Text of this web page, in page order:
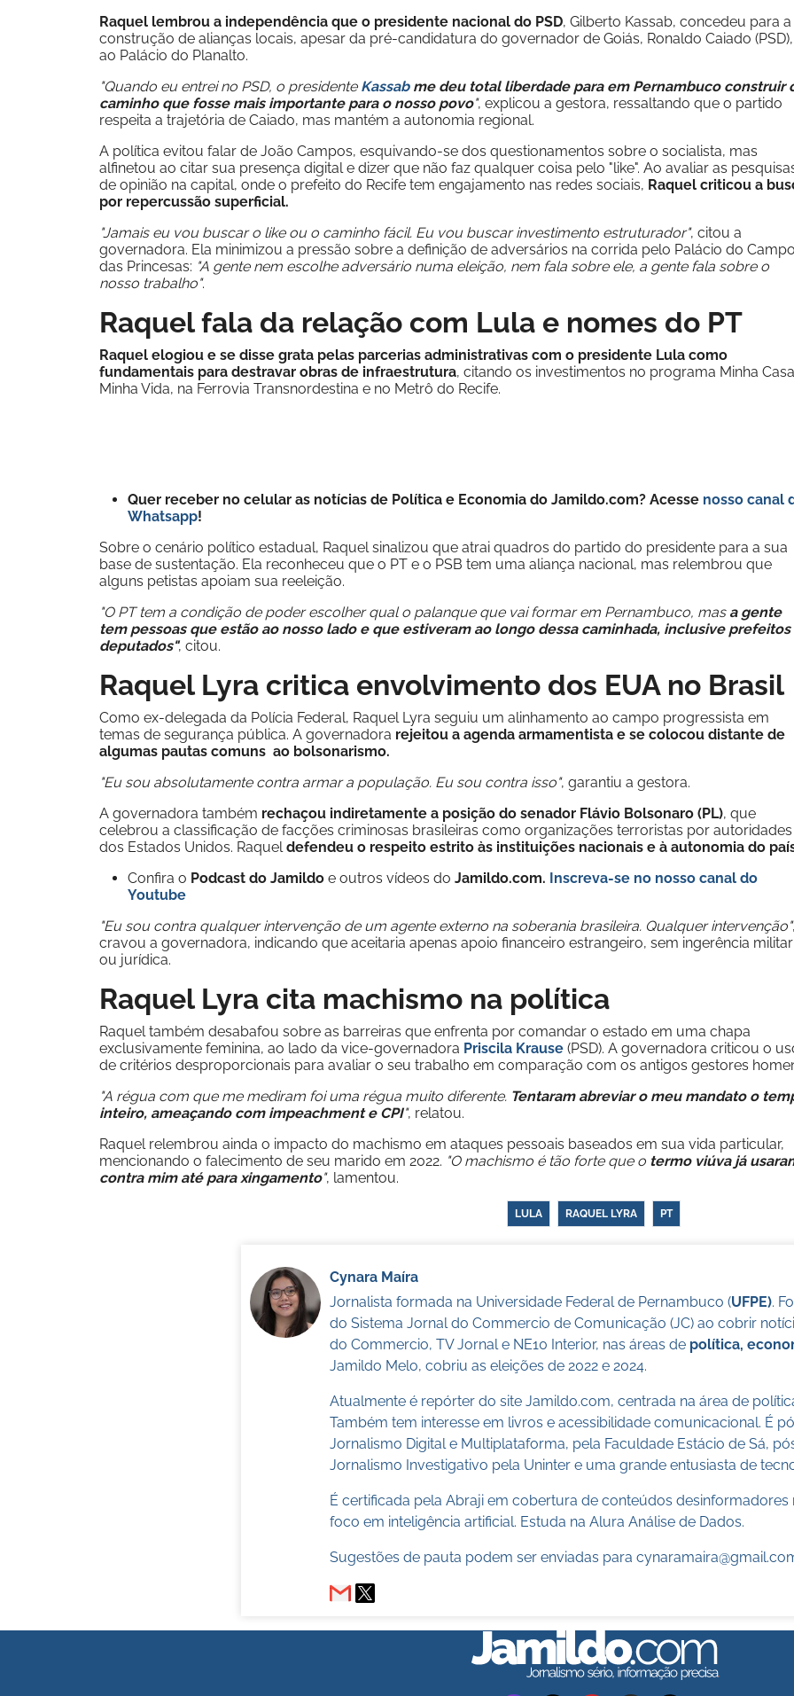
Raquel lembrou a independência que o presidente nacional do PSD, Gilberto Kassab, concedeu para a
construção de alianças locais, apesar da pré-candidatura do governador de Goiás, Ronaldo Caiado (PSD),
ao Palácio do Planalto.
"Quando eu entrei no PSD, o presidente Kassab me deu total liberdade para em Pernambuco construir
caminho que fosse mais importante para o nosso povo", explicou a gestora, ressaltando que o partido
respeita a trajetória de Caiado, mas mantém a autonomia regional.
A política evitou falar de João Campos, esquivando-se dos questionamentos sobre o socialista, mas
alfinetou ao citar sua presença digital e dizer que não faz qualquer coisa pelo "like". Ao avaliar as
de opinião na capital, onde o prefeito do Recife tem engajamento nas redes sociais, Raquel criticou a
por repercussão superficial.
"Jamais eu vou buscar o like ou o caminho fácil. Eu vou buscar investimento estruturador", citou a
governadora. Ela minimizou a pressão sobre a definição de adversários na corrida pelo Palácio do
das Princesas: "A gente nem escolhe adversário numa eleição, nem fala sobre ele, a gente fala sobre o
nosso trabalho".
Raquel fala da relação com Lula e nomes do PT
Raquel elogiou e se disse grata pelas parcerias administrativas com o presidente Lula como
fundamentais para destravar obras de infraestrutura, citando os investimentos no programa Minha Casa
Minha Vida, na Ferrovia Transnordestina e no Metrô do Recife.
Quer receber no celular as notícias de Política e Economia do Jamildo.com? Acesse nosso canal
Whatsapp!
Sobre o cenário político estadual, Raquel sinalizou que atrai quadros do partido do presidente para a sua
base de sustentação. Ela reconheceu que o PT e o PSB tem uma aliança nacional, mas relembrou que
alguns petistas apoiam sua reeleição.
"O PT tem a condição de poder escolher qual o palanque que vai formar em Pernambuco, mas a gente
tem pessoas que estão ao nosso lado e que estiveram ao longo dessa caminhada, inclusive prefeitos
deputados", citou.
Raquel Lyra critica envolvimento dos EUA no Brasil
Como ex-delegada da Polícia Federal, Raquel Lyra seguiu um alinhamento ao campo progressista em
temas de segurança pública. A governadora rejeitou a agenda armamentista e se colocou distante de
algumas pautas comuns ao bolsonarismo.
"Eu sou absolutamente contra armar a população. Eu sou contra isso", garantiu a gestora.
A governadora também rechaçou indiretamente a posição do senador Flávio Bolsonaro (PL), que
celebrou a classificação de facções criminosas brasileiras como organizações terroristas por autoridades
dos Estados Unidos. Raqueldefendeu o respeito estrito às instituições nacionais e à autonomia do
Confira o Podcast do Jamildo e outros vídeos do Jamildo.com. Inscreva-se no nosso canal do
Youtube
"Eu sou contra qualquer intervenção de um agente externo na soberania brasileira. Qualquer intervenção"
cravou a governadora, indicando que aceitaria apenas apoio financeiro estrangeiro, sem ingerência militar
ou jurídica.
Raquel Lyra cita machismo na política
Raquel também desabafou sobre as barreiras que enfrenta por comandar o estado em uma chapa
exclusivamente feminina, ao lado da vice-governadora Priscila Krause (PSD). A governadora criticou o
de critérios desproporcionais para avaliar o seu trabalho em comparação com os antigos gestores
"A régua com que me mediram foi uma régua muito diferente. Tentaram abreviar o meu mandato o
inteiro, ameaçando com impeachment e CPI", relatou.
Raquel relembrou ainda o impacto do machismo em ataques pessoais baseados em sua vida particular,
mencionando o falecimento de seu marido em 2022. "O machismo é tão forte que o termo viúva já
contra mim até para xingamento", lamentou.
LULA RAQUEL LYRA PT
Cynara Maíra
Jornalista formada na Universidade Federal de Pernambuco (UFPE).
do Sistema Jornal do Commercio de Comunicação (JC) ao cobrir
do Commercio, TV Jornal e NE10 Interior, nas áreas de política,
Jamildo Melo, cobriu as eleições de 2022 e 2024.
Atualmente é repórter do site Jamildo.com, centrada na área de
Também tem interesse em livros e acessibilidade comunicacional. É
Jornalismo Digital e Multiplataforma, pela Faculdade Estácio de Sá,
Jornalismo Investigativo pela Uninter e uma grande entusiasta de
É certificada pela Abraji em cobertura de conteúdos desinformadores
foco em inteligência artificial. Estuda na Alura Análise de Dados.
Sugestões de pauta podem ser enviadas para